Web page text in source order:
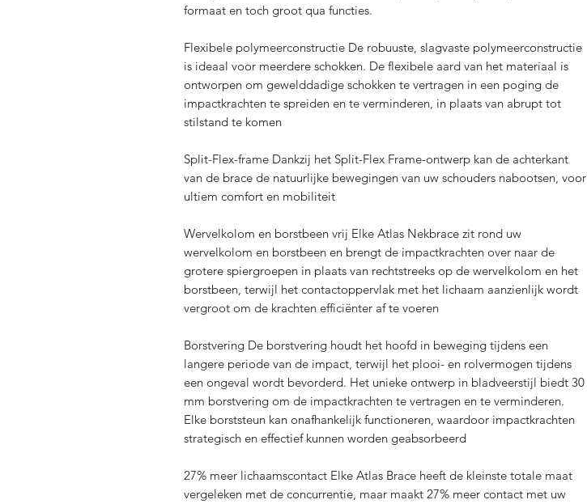
formaat en toch groot qua functies.
Flexibele polymeerconstructie De robuuste, slagvaste polymeerconstructie
is ideaal voor meerdere schokken. De flexibele aard van het materiaal is
ontworpen om gewelddadige schokken te vertragen in een poging de
impactkrachten te spreiden en te verminderen, in plaats van abrupt tot
stilstand te komen
Split-Flex-frame Dankzij het Split-Flex Frame-ontwerp kan de achterkant
van de brace de natuurlijke bewegingen van uw schouders nabootsen, voor
ultiem comfort en mobiliteit
Wervelkolom en borstbeen vrij Elke Atlas Nekbrace zit rond uw
wervelkolom en borstbeen en brengt de impactkrachten over naar de
grotere spiergroepen in plaats van rechtstreeks op de wervelkolom en het
borstbeen, terwijl het contactoppervlak met het lichaam aanzienlijk wordt
vergroot om de krachten efficiënter af te voeren
Borstvering De borstvering houdt het hoofd in beweging tijdens een
langere periode van de impact, terwijl het plooi- en rolvermogen tijdens
een ongeval wordt bevorderd. Het unieke ontwerp in bladveerstijl biedt 30
mm borstvering om de impactkrachten te vertragen en te verminderen.
Elke borststeun kan onafhankelijk functioneren, waardoor impactkrachten
strategisch en effectief kunnen worden geabsorbeerd
27% meer lichaamscontact Elke Atlas Brace heeft de kleinste totale maat
vergeleken met de concurrentie, maar maakt 27% meer contact met uw